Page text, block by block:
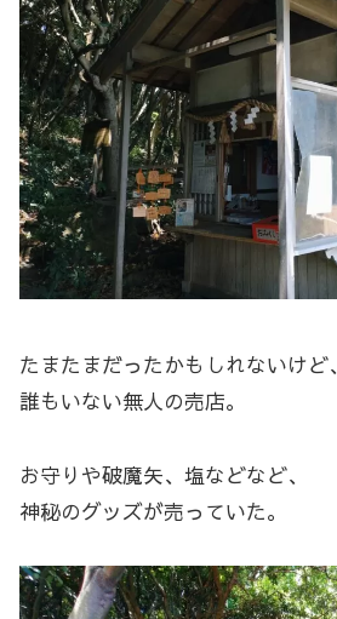
たまたまだったかもしれないけど、
誰もいない無人の売店。
お守りや破魔矢、塩などなど、
神秘のグッズが売っていた。